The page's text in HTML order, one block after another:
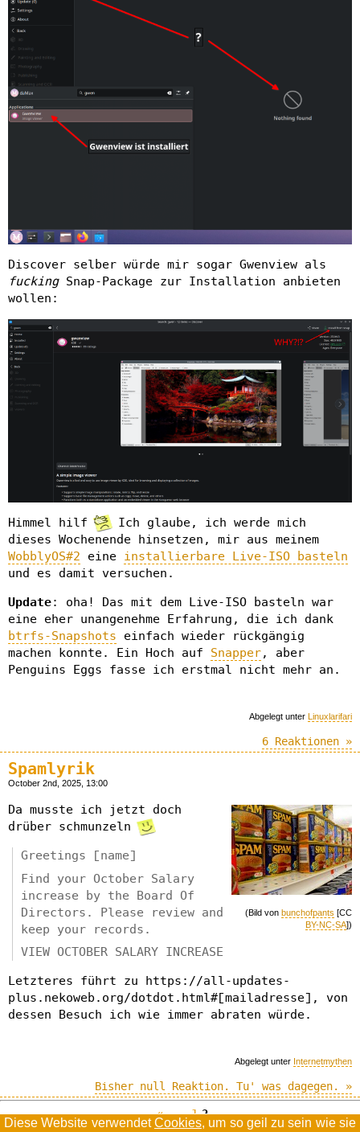
Diese Website verwendetCookies, um so geil zu sein wie sie
Discover selber würde mir sogar Gwenview als
fuckingSnap-Package zur Installation anbieten
wollen:
Himmel hilf
Ich glaube, ich werde mich
dieses Wochenende hinsetzen, mir aus meinem
WobblyOS#2 eine installierbare Live-ISO basteln
und es damit versuchen.
Update: oha! Das mit dem Live-ISO basteln war
eine eher unangenehme Erfahrung, die ich dank
btrfs-Snapshots einfach wieder rückgängig
machen konnte. Ein Hoch auf Snapper, aber
Penguins Eggs fasse ich erstmal nicht mehr an.
Abgelegt unter Linuxlarifari
6 Reaktionen »
Spamlyrik
October 2nd, 2025, 13:00
(Bild von bunchofpants [CC
BY-NC-SA])
Da musste ich jetzt doch
drüber schmunzeln
Greetings [name]
Find your October Salary
increase by the Board Of
Directors. Please review and
keep your records.
VIEW OCTOBER SALARY INCREASE
Letzteres führt zu https://all-updates-
plus.nekoweb.org/dotdot.html#[mailadresse], von
dessen Besuch ich wie immer abraten würde.
Abgelegt unter Internetmythen
Bisher null Reaktion. Tu' was dagegen. »
«-- 1 2